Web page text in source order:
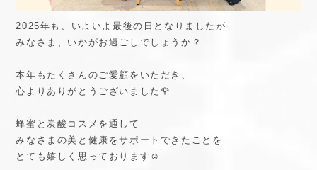
2025年も、いよいよ最後の日となりましたが
みなさま、いかがお過ごしでしょうか？
本年もたくさんのご愛顧をいただき、
心よりありがとうございました🌹
蜂蜜と炭酸コスメを通して
みなさまの美と健康をサポートできたことを
とても嬉しく思っております☺️